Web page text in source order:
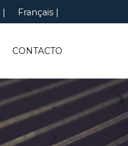
Français
CONTACTO